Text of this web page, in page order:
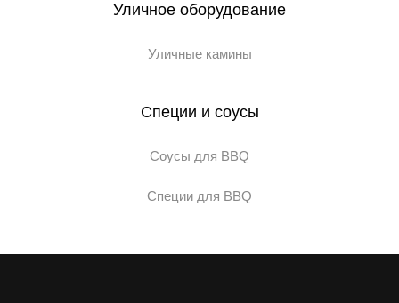
Уличное оборудование
Уличные камины
Специи и соусы
Соусы для BBQ
Специи для BBQ